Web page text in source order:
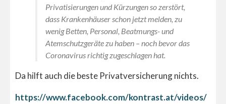
Privatisierungen und Kürzungen so zerstört,
dass Krankenhäuser schon jetzt melden, zu
wenig Betten, Personal, Beatmungs- und
Atemschutzgeräte zu haben – noch bevor das
Coronavirus richtig zugeschlagen hat.
Da hilft auch die beste Privatversicherung nichts.
https://www.facebook.com/kontrast.at/videos/